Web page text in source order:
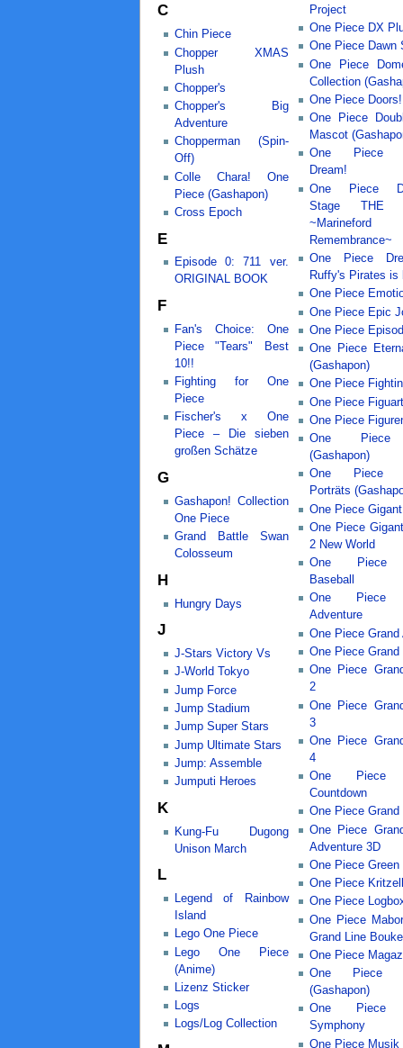
C
Chin Piece
Chopper XMAS
Plush
Chopper's
Chopper's Big
Adventure
Chopperman (Spin-
Off)
Colle Chara! One
Piece (Gashapon)
Cross Epoch
E
Episode 0: 711 ver.
ORIGINAL BOOK
F
Fan's Choice: One
Piece "Tears" Best
10!!
Fighting for One
Piece
Fischer's x One
Piece – Die sieben
großen Schätze
G
Gashapon! Collection
One Piece
Grand Battle Swan
Colosseum
H
Hungry Days
J
J-Stars Victory Vs
J-World Tokyo
Jump Force
Jump Stadium
Jump Super Stars
Jump Ultimate Stars
Jump: Assemble
Jumputi Heroes
K
Kung-Fu Dugong
Unison March
L
Legend of Rainbow
Island
Lego One Piece
Lego One Piece
(Anime)
Lizenz Sticker
Logs
Logs/Log Collection
Project
One Piece DX
One Piece Dawn
One Piece
Collection
One Piece Doors!
One Piece
Mascot
One Piece
Dream!
One Piece
Stage THE
Remembrance~
One Piece
Ruffy's Pirates is
One Piece
One Piece Epic
One Piece
One Piece
(Gashapon)
One Piece
One Piece
One Piece
One Piece
(Gashapon)
One Piece
Porträts
One Piece
One Piece
2 New World
One Piece
Baseball
One Piece
Adventure
One Piece Grand
One Piece Grand
One Piece
2
One Piece
3
One Piece
4
One Piece
Countdown
One Piece Grand
One Piece
Adventure 3D
One Piece Green
One Piece
One Piece
One Piece
Grand Line
One Piece
One Piece
(Gashapon)
One Piece
Symphony
One Piece Musik